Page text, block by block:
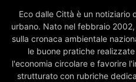
Eco dalle Città è un notiziario
urbano. Nato nel febbraio
sulla cronaca ambientale
le buone pratiche
l'economia circolare e favorire
strutturato con rubriche